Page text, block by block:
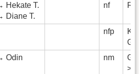
Hekate T.
Diane T.
nf
nfp
Odin nm
>